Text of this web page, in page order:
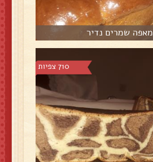
מאפה שמרים נדיר
710 צפיות